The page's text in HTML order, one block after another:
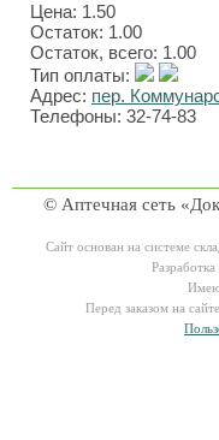
Цена: 1.50
Остаток: 1.00
Остаток, всего: 1.00
Тип оплаты:
Адрес: пер.
Телефоны: 32-74-83
© Аптечная сеть
Сайт основан на системе
Перед заказом на